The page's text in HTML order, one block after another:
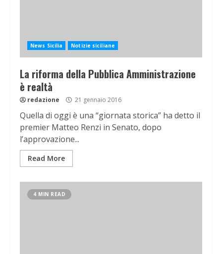
News Sicilia Notizie siciliane
La riforma della Pubblica Amministrazione
è realtà
redazione 21 gennaio 2016
Quella di oggi è una “giornata storica” ha detto il
premier Matteo Renzi in Senato, dopo
l’approvazione...
Read More
4 MIN READ